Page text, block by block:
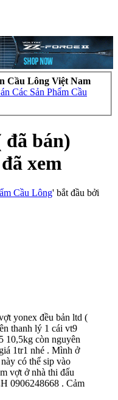
Cầu Lông Việt Nam
Các Sản Phẩm Cầu
đã bán)
xem
Cầu Lông' bắt đầu bởi
yonex đều bản ltd (
thanh lý 1 cái vt9
10,5kg còn nguyên
1tr1 nhé . Mình ở
có thể sip vào
vợt ở nhà thi đấu
0906248668 . Cảm